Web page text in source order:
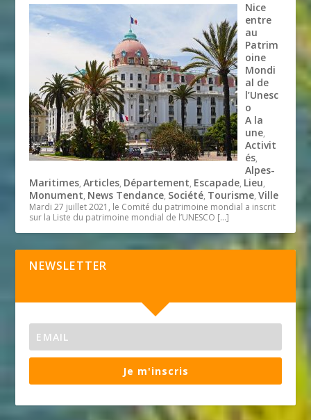
Nice
entre
au
Patrim
oine
Mondi
al de
l’Unesc
o
A la
une,
Activit
és,
Alpes-
Maritimes,Articles, Département, Escapade, Lieu,
Monument, News Tendance, Société, Tourisme,Ville
Mardi 27 juillet 2021, le Comité du patrimoine mondial a inscrit
sur la Liste du patrimoine mondial de l’UNESCO […]
NEWSLETTER
Je m'inscris